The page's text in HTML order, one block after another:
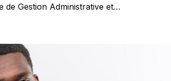
de Gestion Administrative et…